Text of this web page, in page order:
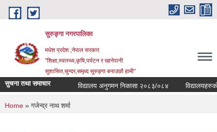
Skip to main content
सुरुङ्‍गा नगरपालिका
मधेश प्रदेश ,नेपाल सरकार
"शिक्षा,स्वास्थ्य,कृषि,पर्यटन र खानेपानी
सुशासित,सुन्दर,समृध्द सुरुङ्गा बनाउछौ हामी"
सुचना तथा समाचार विद्यालय अनुगमन निकासा २०८३/०८४
You are here
Home » गजेन्द्र नाथ शर्मा